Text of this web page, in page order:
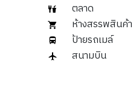
ตลาด
ห้างสรรพสินค้า
ป้ายรถเมล์
สนามบิน